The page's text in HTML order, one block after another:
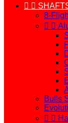
 
8-
 
Bulls
 